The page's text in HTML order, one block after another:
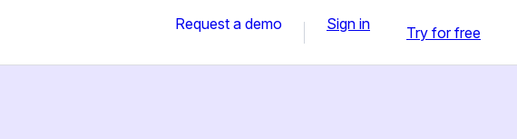
Request a demo Sign in Try for free